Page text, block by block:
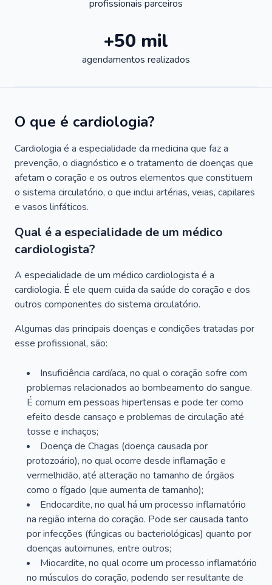
profissionais parceiros
+50 mil
agendamentos realizados
O que é cardiologia?
Cardiologia é a especialidade da medicina que faz a
prevenção, o diagnóstico e o tratamento de doenças que
afetam o coração e os outros elementos que constituem
o sistema circulatório, o que inclui artérias, veias, capilares
e vasos linfáticos.
Qual é a especialidade de um médico
cardiologista?
A especialidade de um médico cardiologista é a
cardiologia. É ele quem cuida da saúde do coração e dos
outros componentes do sistema circulatório.
Algumas das principais doenças e condições tratadas por
esse profissional, são:
Insuficiência cardíaca, no qual o coração sofre com
problemas relacionados ao bombeamento do sangue.
É comum em pessoas hipertensas e pode ter como
efeito desde cansaço e problemas de circulação até
tosse e inchaços;
Doença de Chagas (doença causada por
protozoário), no qual ocorre desde inflamação e
vermelhidão, até alteração no tamanho de órgãos
como o fígado (que aumenta de tamanho);
Endocardite, no qual há um processo inflamatório
na região interna do coração. Pode ser causada tanto
por infecções (fúngicas ou bacteriológicas) quanto por
doenças autoimunes, entre outros;
Miocardite, no qual ocorre um processo inflamatório
no músculos do coração, podendo ser resultante de